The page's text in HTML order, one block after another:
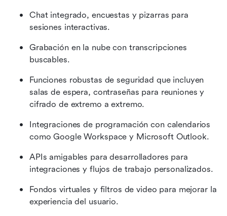
Chat integrado, encuestas y pizarras para
sesiones interactivas.
Grabación en la nube con transcripciones
buscables.
Funciones robustas de seguridad que incluyen
salas de espera, contraseñas para reuniones y
cifrado de extremo a extremo.
Integraciones de programación con calendarios
como Google Workspace y Microsoft Outlook.
APIs amigables para desarrolladores para
integraciones y flujos de trabajo personalizados.
Fondos virtuales y filtros de video para mejorar la
experiencia del usuario.